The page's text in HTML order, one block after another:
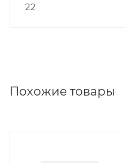
22
Похожие товары